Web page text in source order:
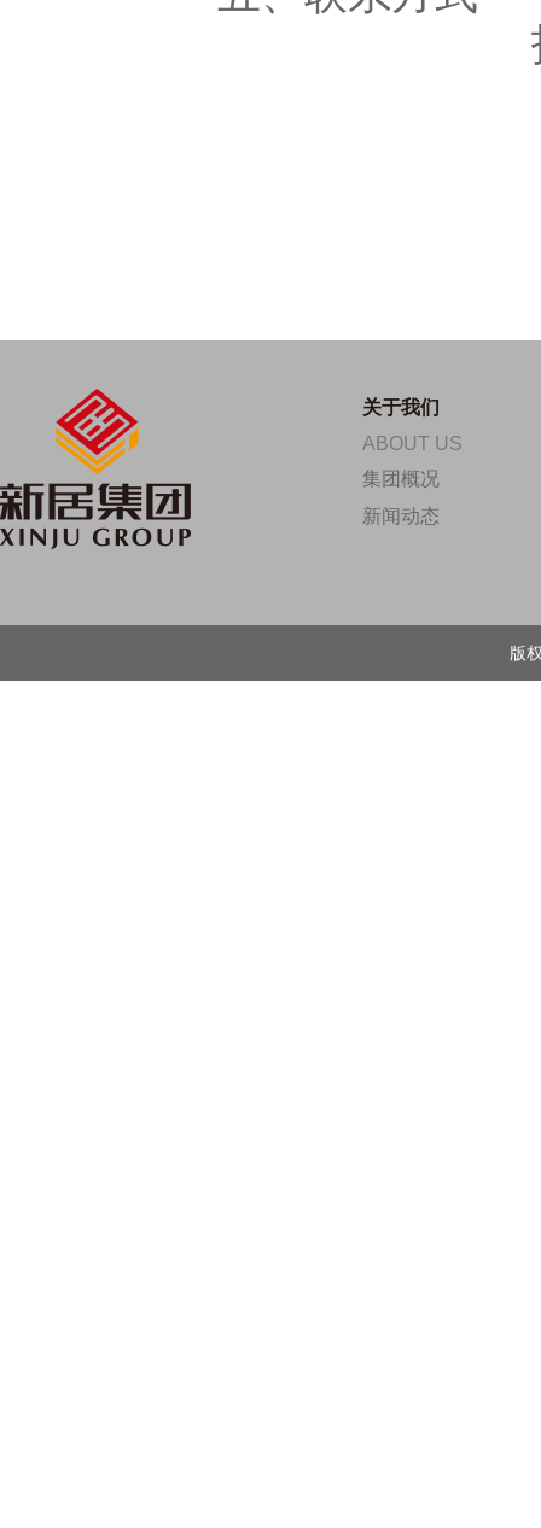
关于我们
ABOUT US
集团概况
新闻动态
版